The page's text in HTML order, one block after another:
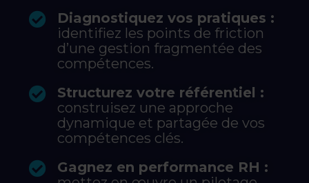
Diagnostiquez vos pratiques :
identifiez les points de friction
d’une gestion fragmentée des
compétences.
Structurez votre référentiel :
construisez une approche
dynamique et partagée de vos
compétences clés.
Gagnez en performance RH :